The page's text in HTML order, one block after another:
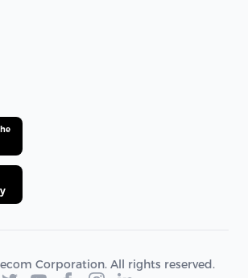
Corporation. All rights reserved.